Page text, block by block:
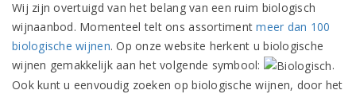
Wij zijn overtuigd van het belang van een ruim biologisch
wijnaanbod. Momenteel telt ons assortimentmeer dan 100
biologische wijnen. Op onze website herkent u biologische
wijnen gemakkelijk aan het volgende symbool:
.
Ook kunt u eenvoudig zoeken op biologische wijnen, door het